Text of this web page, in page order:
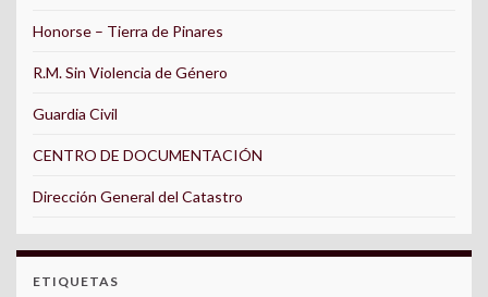
Honorse – Tierra de Pinares
R.M. Sin Violencia de Género
Guardia Civil
CENTRO DE DOCUMENTACIÓN
Dirección General del Catastro
ETIQUETAS